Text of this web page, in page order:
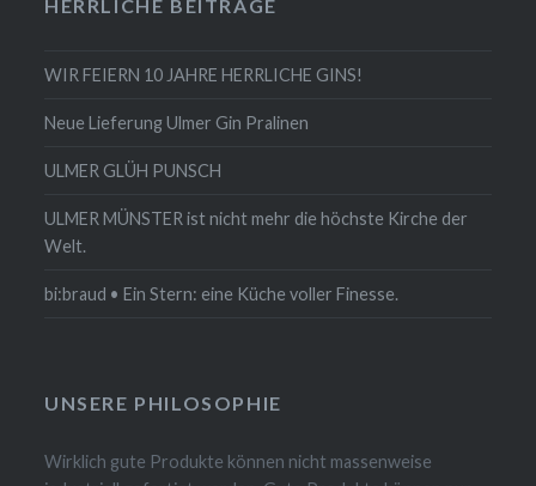
HERRLICHE BEITRÄGE
WIR FEIERN 10 JAHRE HERRLICHE GINS!
Neue Lieferung Ulmer Gin Pralinen
ULMER GLÜH PUNSCH
ULMER MÜNSTER ist nicht mehr die höchste Kirche der
Welt.
bi:braud • Ein Stern: eine Küche voller Finesse.
UNSERE PHILOSOPHIE
Wirklich gute Produkte können nicht massenweise